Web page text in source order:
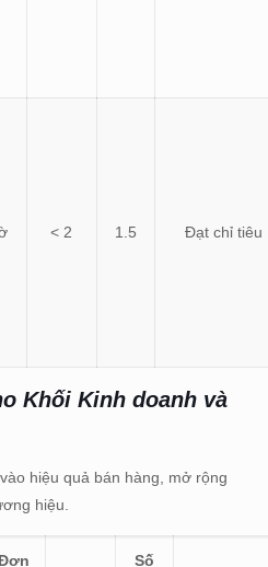
< 2 1.5 Đạt chỉ tiêu
Khối Kinh doanh và
hiệu quả bán hàng, mở rộng
hiệu.
Số